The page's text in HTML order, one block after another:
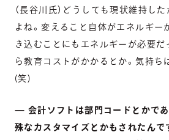
（長谷川氏）どうしても現状維持し
よね。変えること自体がエネルギー
き込むことにもエネルギーが必要だ
ら教育コストがかかるとか。気持ち
(笑)
— 会計ソフトは部門コードとかであ
殊なカスタマイズとかもされたんで